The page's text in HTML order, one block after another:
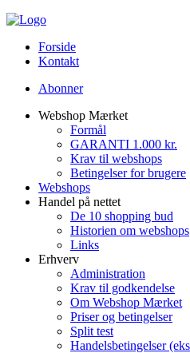
Forside
Kontakt
Abonner
Webshop Mærket
Formål
GARANTI 1.000 kr.
Krav til webshops
Betingelser for brugere
Webshops
Handel på nettet
De 10 shopping bud
Historien om webshops
Links
Erhverv
Administration
Krav til godkendelse
Om Webshop Mærket
Priser og betingelser
Split test
Handelsbetingelser